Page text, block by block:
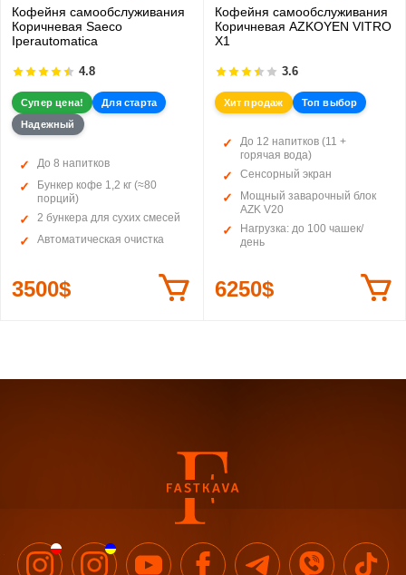
Кофейня самообслуживания
Коричневая Saeco
Iperautomatica
4.8
Супер цена!
Для старта
Надежный
До 8 напитков
Бункер кофе 1,2 кг (≈80
порций)
2 бункера для сухих смесей
Автоматическая очистка
3500$
Кофейня самообслуживания
Коричневая AZKOYEN VITRO
X1
3.6
Хит продаж Топ выбор
До 12 напитков (11 +
горячая вода)
Сенсорный экран
Мощный заварочный блок
AZK V20
Нагрузка: до 100 чашек/
день
6250$